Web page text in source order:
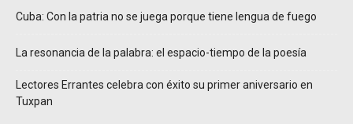
Cuba: Con la patria no se juega porque tiene lengua de fuego
La resonancia de la palabra: el espacio-tiempo de la poesía
Lectores Errantes celebra con éxito su primer aniversario en
Tuxpan